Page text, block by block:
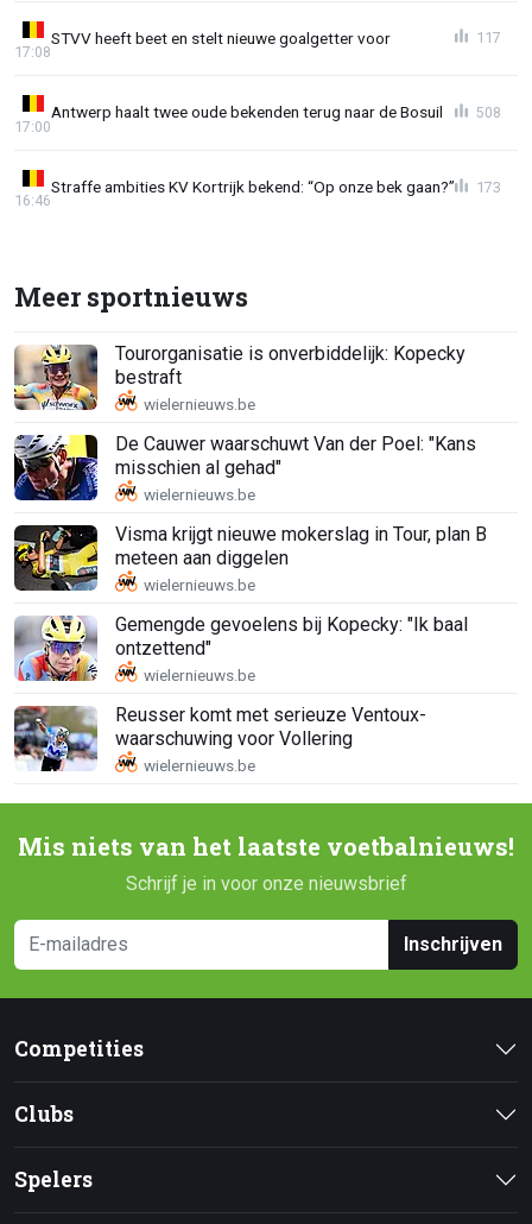
STVV heeft beet en stelt nieuwe goalgetter voor
17:08
117
Antwerp haalt twee oude bekenden terug naar de Bosuil
17:00
508
Straffe ambities KV Kortrijk bekend: “Op onze bek gaan?”
16:46
173
Meer sportnieuws
Tourorganisatie is onverbiddelijk: Kopecky
bestraft
De Cauwer waarschuwt Van der Poel: "Kans
misschien al gehad"
Visma krijgt nieuwe mokerslag in Tour, plan B
meteen aan diggelen
Gemengde gevoelens bij Kopecky: "Ik baal
ontzettend"
Reusser komt met serieuze Ventoux-
waarschuwing voor Vollering
Mis niets van het laatste voetbalnieuws!
Schrijf je in voor onze nieuwsbrief
Inschrijven
Competities
Clubs
Spelers